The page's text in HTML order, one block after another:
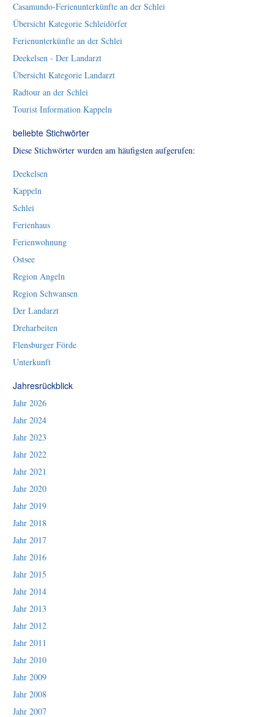
Casamundo-Ferienunterkünfte an der Schlei
Übersicht Kategorie Schleidörfer
Ferienunterkünfte an der Schlei
Deekelsen - Der Landarzt
Übersicht Kategorie Landarzt
Radtour an der Schlei
Tourist Information Kappeln
beliebte Stichwörter
Diese Stichwörter wurden am häufigsten aufgerufen:
Deekelsen
Kappeln
Schlei
Ferienhaus
Ferienwohnung
Ostsee
Region Angeln
Region Schwansen
Der Landarzt
Dreharbeiten
Flensburger Förde
Unterkunft
Jahresrückblick
Jahr 2026
Jahr 2024
Jahr 2023
Jahr 2022
Jahr 2021
Jahr 2020
Jahr 2019
Jahr 2018
Jahr 2017
Jahr 2016
Jahr 2015
Jahr 2014
Jahr 2013
Jahr 2012
Jahr 2011
Jahr 2010
Jahr 2009
Jahr 2008
Jahr 2007